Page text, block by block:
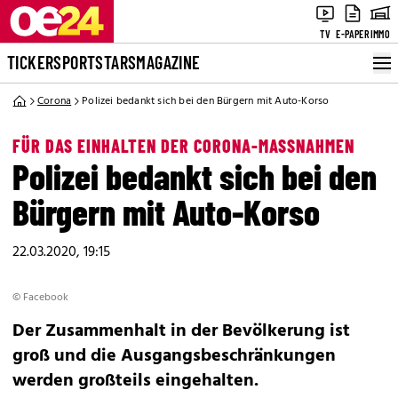
TV E-PAPERIMMO
TICKERSPORTSTARSMAGAZINE
Corona Polizei bedankt sich bei den Bürgern mit Auto-Korso
FÜR DAS EINHALTEN DER CORONA-MASSNAHMEN
Polizei bedankt sich bei den
Bürgern mit Auto-Korso
22.03.2020, 19:15
© Facebook
Der Zusammenhalt in der Bevölkerung ist
groß und die Ausgangsbeschränkungen
werden großteils eingehalten.